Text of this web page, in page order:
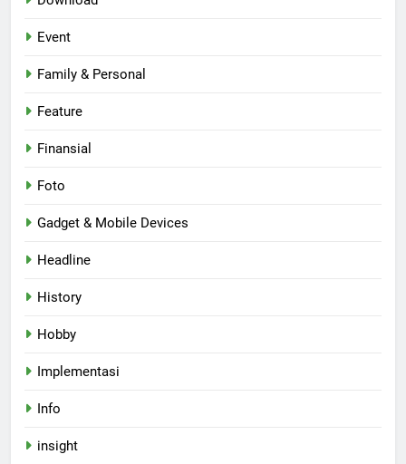
Event
Family & Personal
Feature
Finansial
Foto
Gadget & Mobile Devices
Headline
History
Hobby
Implementasi
Info
insight